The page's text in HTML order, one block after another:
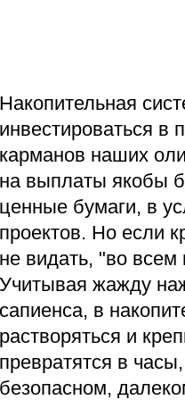
Накопительная
инвестироваться в
карманов наших
на выплаты якобы
ценные бумаги, в
проектов. Но если
не видать, "во
Учитывая жажду
сапиенса, в
растворяться и
превратятся в
безопасном,